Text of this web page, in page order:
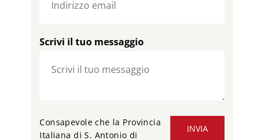
Scrivi il tuo messaggio
INVIA
Consapevole che la Provincia
Italiana di S. Antonio di